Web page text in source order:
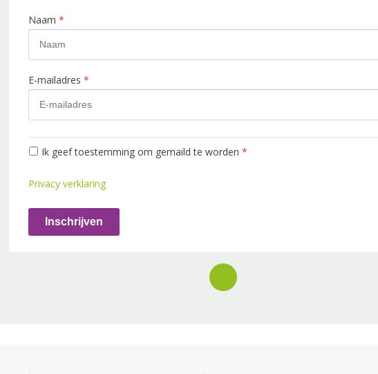
Naam *
E-mailadres *
Ik geef toestemming om gemaild te worden *
Privacy verklaring
Inschrijven